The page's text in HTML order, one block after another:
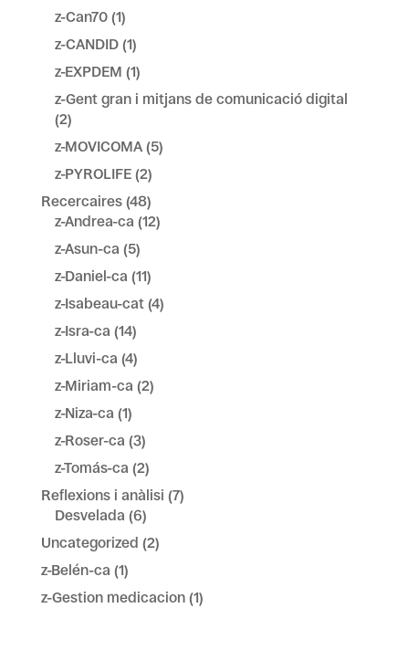
z-Can70(1)
z-CANDID(1)
z-EXPDEM (1)
z-Gent gran i mitjans de comunicació digital
(2)
z-MOVICOMA(5)
z-PYROLIFE(2)
Recercaires(48)
z-Andrea-ca (12)
z-Asun-ca (5)
z-Daniel-ca (11)
z-Isabeau-cat(4)
z-Isra-ca (14)
z-Lluvi-ca (4)
z-Miriam-ca (2)
z-Niza-ca (1)
z-Roser-ca (3)
z-Tomás-ca (2)
Reflexions i anàlisi (7)
Desvelada (6)
Uncategorized (2)
z-Belén-ca (1)
z-Gestion medicacion(1)